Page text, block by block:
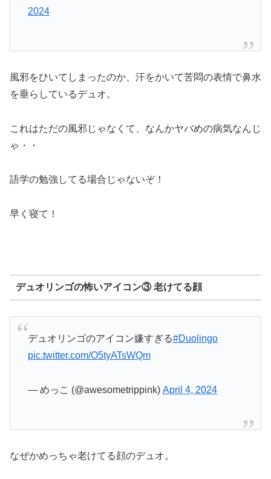
2024
風邪をひいてしまったのか、汗をかいて苦悶の表情で鼻水
を垂らしているデュオ。
これはただの風邪じゃなくて、なんかヤバめの病気なんじ
ゃ・・
語学の勉強してる場合じゃないぞ！
早く寝て！
デュオリンゴの怖いアイコン③ 老けてる顔
デュオリンゴのアイコン嫌すぎる#Duolingo
pic.twitter.com/O5tyATsWQm
— めっこ (@awesometrippink) April 4, 2024
なぜかめっちゃ老けてる顔のデュオ。